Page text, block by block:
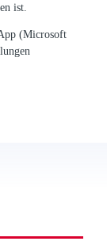
ist.
(Microsoft